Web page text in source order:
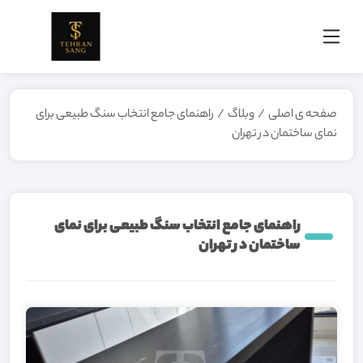
صفحه ی اصلی / وبلاگ / راهنمای جامع انتخاب سنگ طبیعی برای
نمای ساختمان در تهران
راهنمای جامع انتخاب سنگ طبیعی برای نمای
ساختمان در تهران